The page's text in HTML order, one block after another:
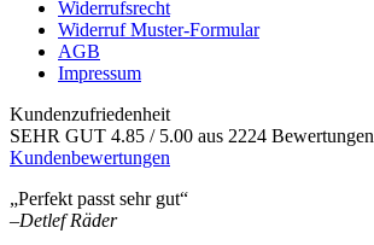
Widerrufsrecht
Widerruf Muster-Formular
AGB
Impressum
Kundenzufriedenheit
SEHR GUT 4.85 / 5.00 aus 2224 Bewertungen
Kundenbewertungen
„Perfekt passt sehr gut“
–Detlef Räder